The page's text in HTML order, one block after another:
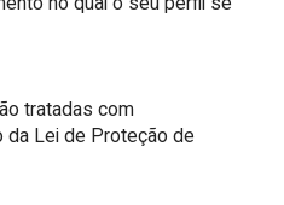
tratadas com
da Lei de Proteção de